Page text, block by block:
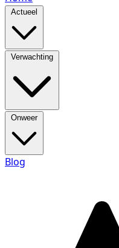
Actueel
Verwachting
Onweer
Blog